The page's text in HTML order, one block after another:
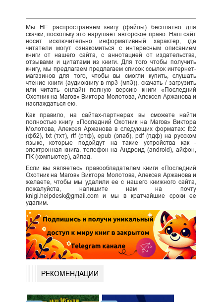
Мы НЕ распространяем книгу (файлы) бесплатно для
скачки, поскольку это нарушает авторское право. Наш сайт
носит исключительно информативный характер, где
читатели могут ознакомиться с интересным описанием
книги от нашего сайта, с аннотацией от издательства,
отзывами и цитатами из книги. Для того чтобы получить
книгу, мы предлагаем предлагаем список ссылок интернет-
магазинов для того, чтобы вы смогли купить, слушать
чтение книги (аудиокнигу в mp3 (мп3)), скачать / загрузить
или читать онлайн полную версию книги «Последний
Охотник на Магов» Виктора Молотова, Алексея Аржанова и
наслаждаться ею.
Как правило, на сайтах-партнерах вы сможете найти
полностью книгу «Последний Охотник на Магов» Виктора
Молотова, Алексея Аржанова в следующих форматах: fb2
(фб2), txt (тхт), rtf (ртф), epub (эпаб), pdf (пдф) на русском
языке, которые подойдут на такие устройства как -
электронная книга, телефон на Андроид (android), айфон,
ПК (компьютер), айпад.
Если вы являетесь правообладателем книги «Последний
Охотник на Магов» Виктора Молотова, Алексея Аржанова и
желаете, чтобы мы удалили ее с нашего книжного сайта,
пожалуйста, напишите нам на почту
knigi.helpdesk@gmail.com и мы в кратчайшие сроки ее
удалим.
РЕКОМЕНДАЦИИ